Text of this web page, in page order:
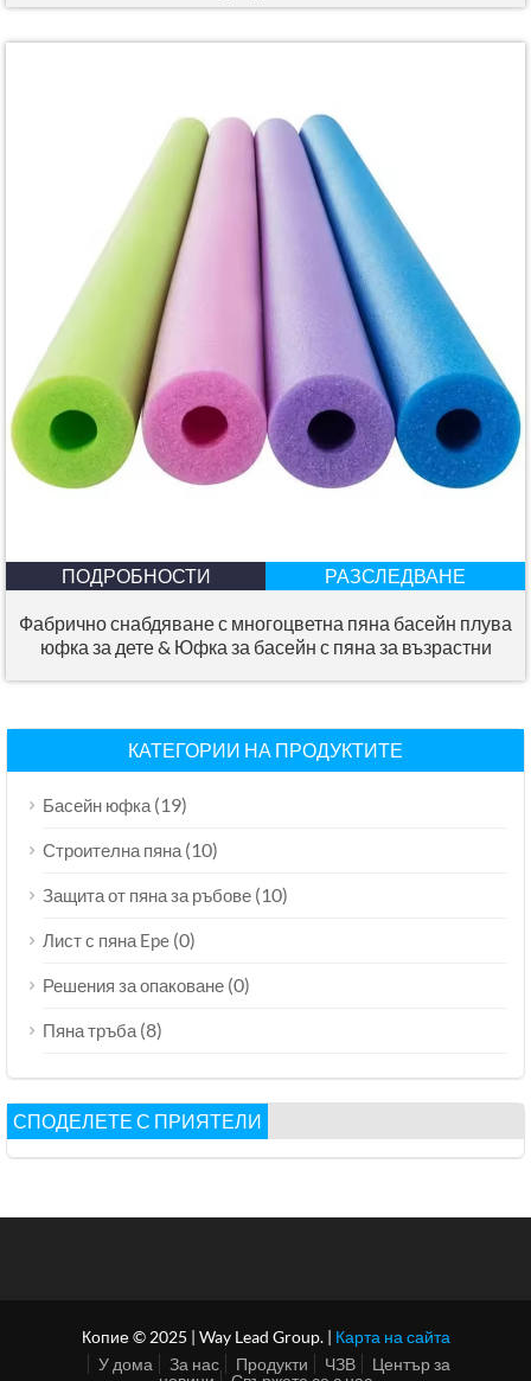
ПОДРОБНОСТИ РАЗСЛЕДВАНЕ
Фабрично снабдяване с многоцветна пяна басейн плува
юфка за дете & Юфка за басейн с пяна за възрастни
КАТЕГОРИИ НА ПРОДУКТИТЕ
Басейн юфка (19)
Строителна пяна (10)
Защита от пяна за ръбове (10)
Лист с пяна Epe (0)
Решения за опаковане (0)
Пяна тръба (8)
СПОДЕЛЕТЕ С ПРИЯТЕЛИ
Копие © 2025 | Way Lead Group. | Карта на сайта
У дома
За нас Продукти ЧЗВ
Център за